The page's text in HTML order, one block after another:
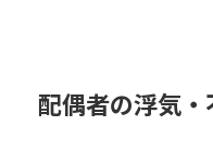
配偶者の浮気